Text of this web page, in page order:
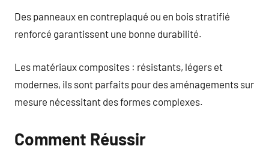
Des panneaux en contreplaqué ou en bois stratifié
renforcé garantissent une bonne durabilité.
Les matériaux composites : résistants, légers et
modernes, ils sont parfaits pour des aménagements sur
mesure nécessitant des formes complexes.
Comment Réussir